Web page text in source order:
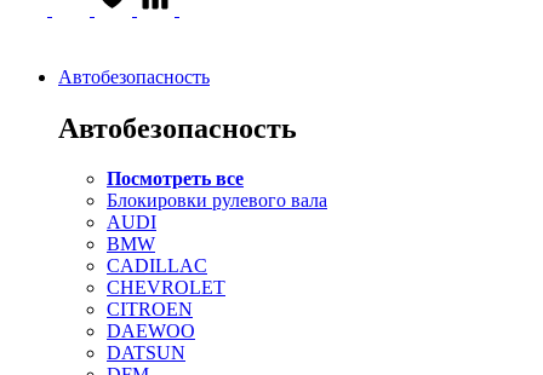
Автобезопасность
Автобезопасность
Посмотреть все
Блокировки рулевого вала
AUDI
BMW
CADILLAC
CHEVROLET
CITROEN
DAEWOO
DATSUN